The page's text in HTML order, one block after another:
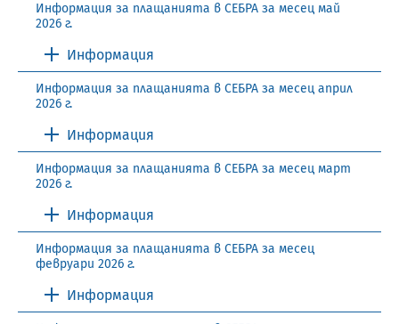
Информация за плащанията в СЕБРА за месец май
2026 г.
Информация
Информация за плащанията в СЕБРА за месец април
2026 г.
Информация
Информация за плащанията в СЕБРА за месец март
2026 г.
Информация
Информация за плащанията в СЕБРА за месец
февруари 2026 г.
Информация